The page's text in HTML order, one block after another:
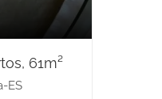
61m²
ES